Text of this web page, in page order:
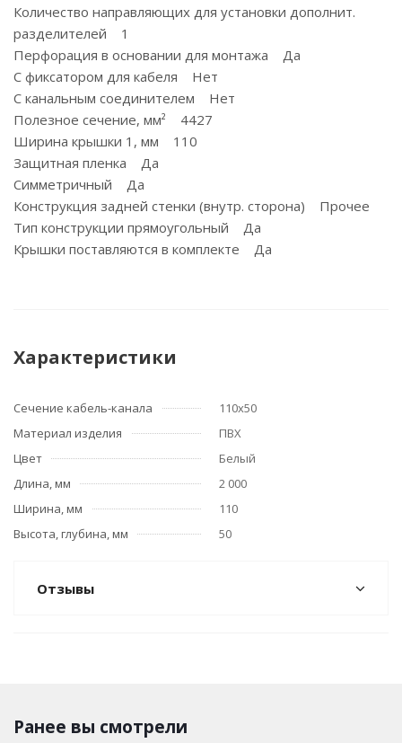
Количество направляющих для установки дополнит.
разделителей 1
Перфорация в основании для монтажа Да
С фиксатором для кабеля Нет
С канальным соединителем Нет
Полезное сечение, мм² 4427
Ширина крышки 1, мм 110
Защитная пленка Да
Симметричный Да
Конструкция задней стенки (внутр. сторона) Прочее
Тип конструкции прямоугольный Да
Крышки поставляются в комплекте Да
Характеристики
Сечение кабель-канала
110х50
Материал изделия
ПВХ
Цвет
Белый
Длина, мм
2 000
Ширина, мм
110
Высота, глубина, мм
50
Отзывы
Ранее вы смотрели